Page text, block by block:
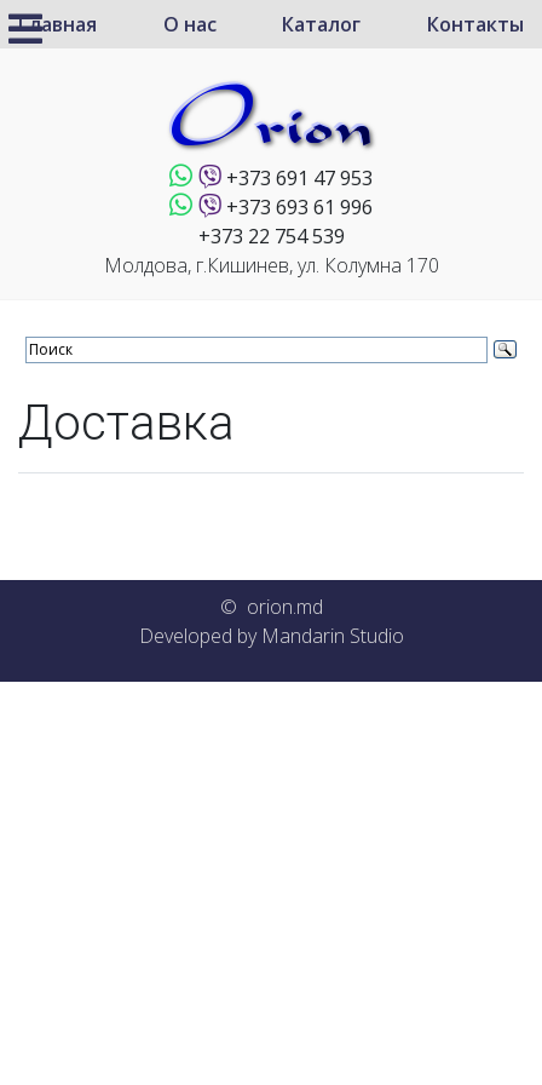
Главная О нас Каталог Контакты
+373 691 47 953
+373 693 61 996
+373 22 754 539
Молдова, г.Кишинев, ул. Колумна 170
Доставка
© orion.md
Developed by Mandarin Studio